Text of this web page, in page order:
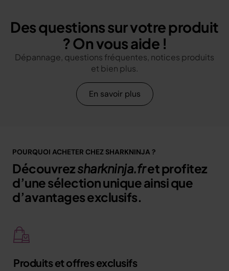
Des questions sur votre produit
? On vous aide !
Dépannage, questions fréquentes, notices produits
et bien plus.
En savoir plus
POURQUOI ACHETER CHEZ SHARKNINJA ?
Découvrezsharkninja.fret profitez
d’une sélection unique ainsi que
d’avantages exclusifs.
Produits et offres exclusifs